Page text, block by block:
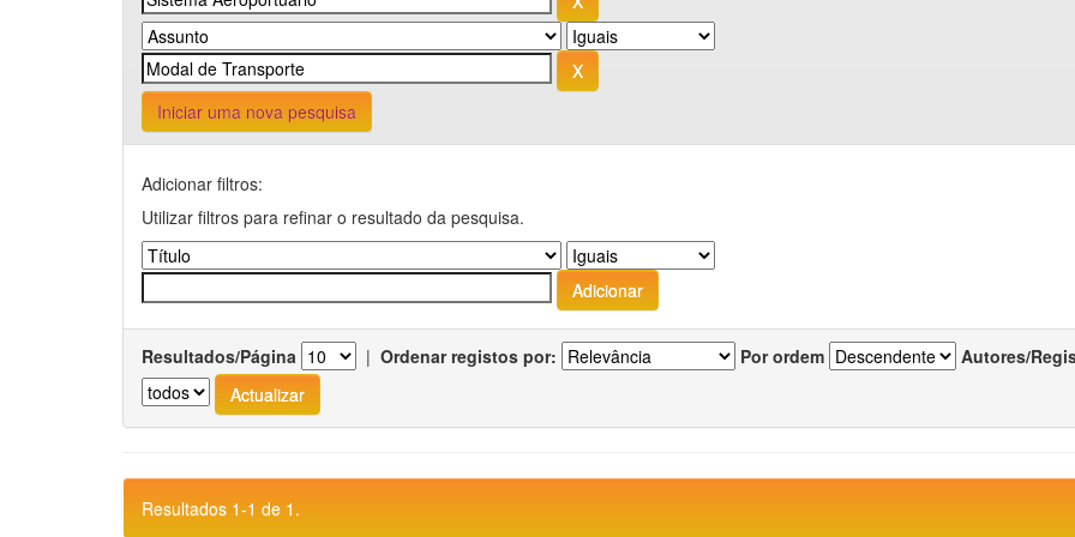
Iniciar uma nova pesquisa
Adicionar filtros:
Utilizar filtros para refinar o resultado da pesquisa.
Resultados/Página | Ordenar registos por: Por ordem Autores/
Resultados 1-1 de 1.